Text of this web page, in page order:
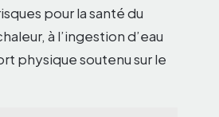
pour la santé du
à l’ingestion d’eau
physique soutenu sur le